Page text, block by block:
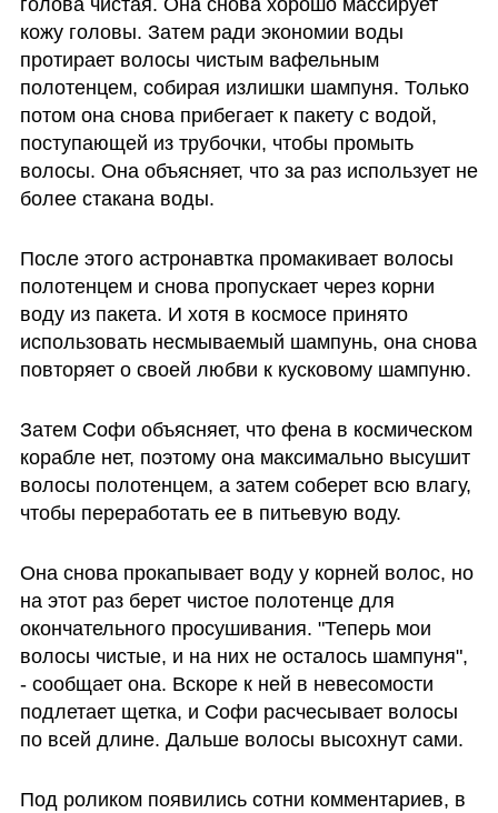
голова чистая. Она снова хорошо массирует
кожу головы. Затем ради экономии воды
протирает волосы чистым вафельным
полотенцем, собирая излишки шампуня. Только
потом она снова прибегает к пакету с водой,
поступающей из трубочки, чтобы промыть
волосы. Она объясняет, что за раз использует не
более стакана воды.
После этого астронавтка промакивает волосы
полотенцем и снова пропускает через корни
воду из пакета. И хотя в космосе принято
использовать несмываемый шампунь, она снова
повторяет о своей любви к кусковому шампуню.
Затем Софи объясняет, что фена в космическом
корабле нет, поэтому она максимально высушит
волосы полотенцем, а затем соберет всю влагу,
чтобы переработать ее в питьевую воду.
Она снова прокапывает воду у корней волос, но
на этот раз берет чистое полотенце для
окончательного просушивания. "Теперь мои
волосы чистые, и на них не осталось шампуня",
- сообщает она. Вскоре к ней в невесомости
подлетает щетка, и Софи расчесывает волосы
по всей длине. Дальше волосы высохнут сами.
Под роликом появились сотни комментариев, в